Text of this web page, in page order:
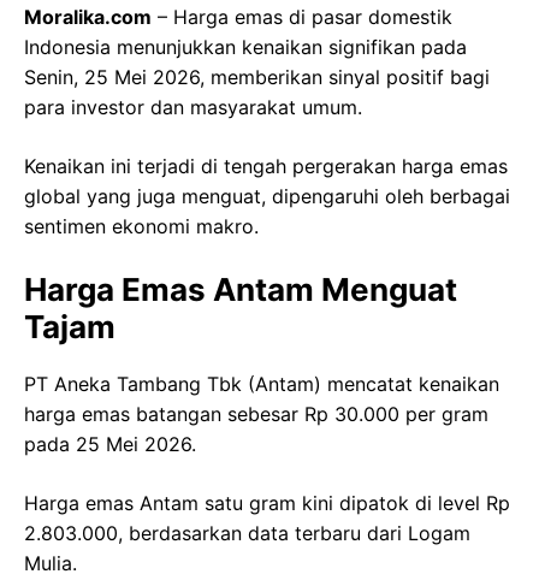
Moralika.com – Harga emas di pasar domestik
Indonesia menunjukkan kenaikan signifikan pada
Senin, 25 Mei 2026, memberikan sinyal positif bagi
para investor dan masyarakat umum.
Kenaikan ini terjadi di tengah pergerakan harga emas
global yang juga menguat, dipengaruhi oleh berbagai
sentimen ekonomi makro.
Harga Emas Antam Menguat
Tajam
PT Aneka Tambang Tbk (Antam) mencatat kenaikan
harga emas batangan sebesar Rp 30.000 per gram
pada 25 Mei 2026.
Harga emas Antam satu gram kini dipatok di level Rp
2.803.000, berdasarkan data terbaru dari Logam
Mulia.